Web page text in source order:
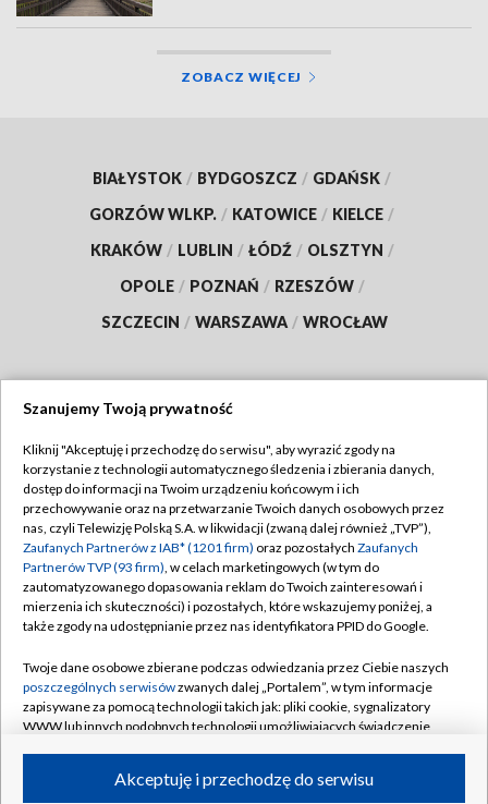
ZOBACZ WIĘCEJ
BIAŁYSTOK / BYDGOSZCZ / GDAŃSK /
GORZÓW WLKP. / KATOWICE / KIELCE /
KRAKÓW / LUBLIN / ŁÓDŹ / OLSZTYN /
OPOLE / POZNAŃ / RZESZÓW /
SZCZECIN / WARSZAWA / WROCŁAW
TVP
Abonament TVP
Emisja w TVP
Centrum informacji TVP
Naziemna Telewizja Cyfrowa
Rada Programowa
System NOS
Informacje o nadawcy
Program dla prasy
Regulamin TVP
Polityka prywatności
Moje zgody
Pomoc
Kontakt
Kanały
Szanujemy Twoją prywatność
Kliknij "Akceptuję i przechodzę do serwisu", aby wyrazić zgody na
korzystanie z technologii automatycznego śledzenia i zbierania danych,
dostęp do informacji na Twoim urządzeniu końcowym i ich
przechowywanie oraz na przetwarzanie Twoich danych osobowych przez
nas, czyli Telewizję Polską S.A. w likwidacji (zwaną dalej również „TVP”),
Zaufanych Partnerów z IAB* (1201 firm) oraz pozostałych Zaufanych
Partnerów TVP (93 firm), w celach marketingowych (w tym do
zautomatyzowanego dopasowania reklam do Twoich zainteresowań i
mierzenia ich skuteczności) i pozostałych, które wskazujemy poniżej, a
także zgody na udostępnianie przez nas identyfikatora PPID do Google.
Twoje dane osobowe zbierane podczas odwiedzania przez Ciebie naszych
poszczególnych serwisówzwanych dalej „Portalem”, w tym informacje
zapisywane za pomocą technologii takich jak: pliki cookie, sygnalizatory
WWW lub innych podobnych technologii umożliwiających świadczenie
ruchu w Internecie.Akceptuję i przechodzę do serwisu